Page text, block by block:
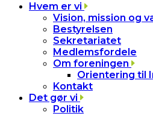
Hvem er vi
Vision, mission og
Bestyrelsen
Sekretariatet
Medlemsfordele
Om foreningen
Orientering til
Kontakt
Det gør vi
Politik